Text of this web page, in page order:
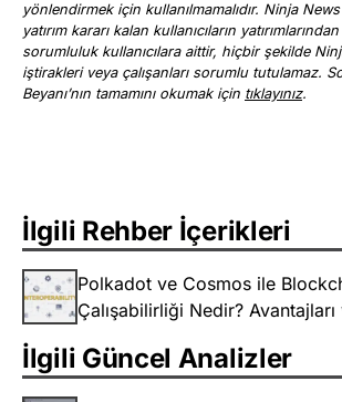
yönlendirmek için kullanılmamalıdır. Ninja
yatırım kararı kalan kullanıcıların
sorumluluk kullanıcılara aittir, hiçbir şekilde
iştirakleri veya çalışanları sorumlu tutulamaz.
Beyanı’nın tamamını okumak için tıklayınız.
İlgili Rehber İçerikleri
Polkadot ve Cosmos ile
Çalışabilirliği Nedir?
İlgili Güncel Analizler